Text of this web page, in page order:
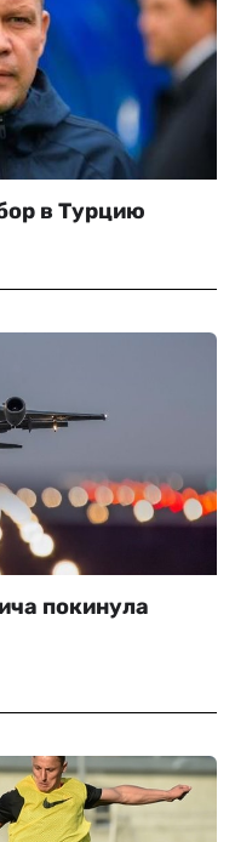
в Турцию
покинула